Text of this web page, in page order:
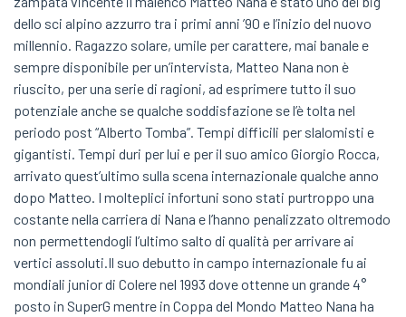
dello sci alpino azzurro tra i primi anni ’90 e l’inizio del nuovo
millennio. Ragazzo solare, umile per carattere, mai banale e
sempre disponibile per un’intervista, Matteo Nana non è
riuscito, per una serie di ragioni, ad esprimere tutto il suo
potenziale anche se qualche soddisfazione se l’è tolta nel
periodo post “Alberto Tomba”. Tempi difficili per slalomisti e
gigantisti. Tempi duri per lui e per il suo amico Giorgio Rocca,
arrivato quest’ultimo sulla scena internazionale qualche anno
dopo Matteo. I molteplici infortuni sono stati purtroppo una
costante nella carriera di Nana e l’hanno penalizzato oltremodo
non permettendogli l’ultimo salto di qualità per arrivare ai
vertici assoluti.Il suo debutto in campo internazionale fu ai
mondiali junior di Colere nel 1993 dove ottenne un grande 4°
posto in SuperG mentre in Coppa del Mondo Matteo Nana ha